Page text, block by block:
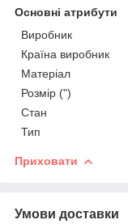
Основні атрибути
Виробник
Країна виробник
Матеріал
Розмір (")
Стан
Тип
Приховати
Умови доставки